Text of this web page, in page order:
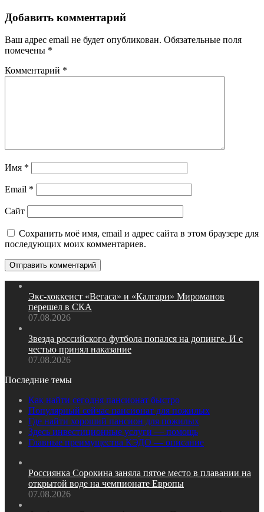
Добавить комментарий
Ваш адрес email не будет опубликован. Обязательные поля
помечены *
Комментарий *
Имя *
Email *
Сайт
Сохранить моё имя, email и адрес сайта в этом браузере для
последующих моих комментариев.
Экс‑хоккеист «Вегаса» и «Калгари» Мироманов
перешел в СКА
07.08.2026
Звезда российского футбола попался на допинге. И с
честью принял наказание
07.08.2026
Последние темы
Как найти сегодня пансионат быстро
Популярный сейчас пансионат для пожилых
Где найти хороший пансион для пожилых
Здесь инвестиционные услуги — помощь
Главные преимущества КЭДО — описание
Россиянка Сорокина заняла пятое место в плавании на
открытой воде на чемпионате Европы
07.08.2026